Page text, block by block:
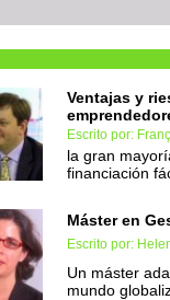
Ventajas y
Escrito por:
la gran
financiación
Máster en
Escrito por:
Un máster
mundo